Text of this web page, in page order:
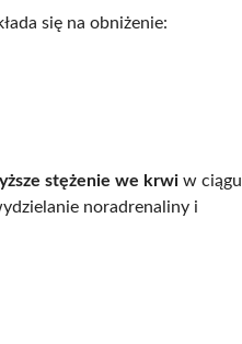
się na obniżenie:
stężenie we krwi w ciągu
noradrenaliny i